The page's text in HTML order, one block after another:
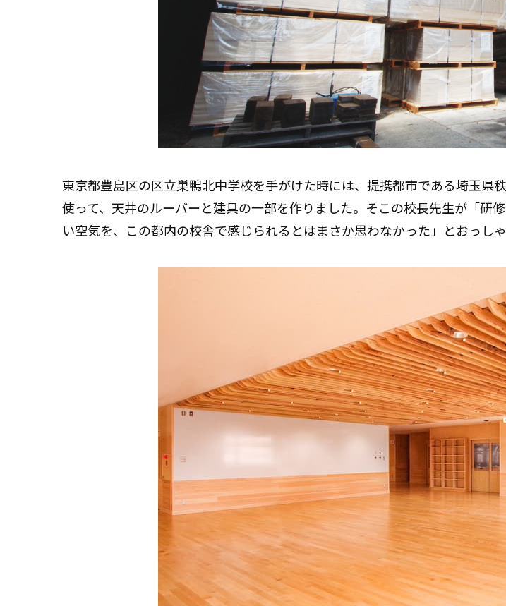
東京都豊島区の区立巣鴨北中学校を手がけた時には、提携都市である埼玉県
使って、天井のルーバーと建具の一部を作りました。そこの校長先生が「研
い空気を、この都内の校舎で感じられるとはまさか思わなかった」とおっし